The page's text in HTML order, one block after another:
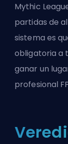
Mythic
partidas de
sistema es
obligatoria a
ganar un
profesional